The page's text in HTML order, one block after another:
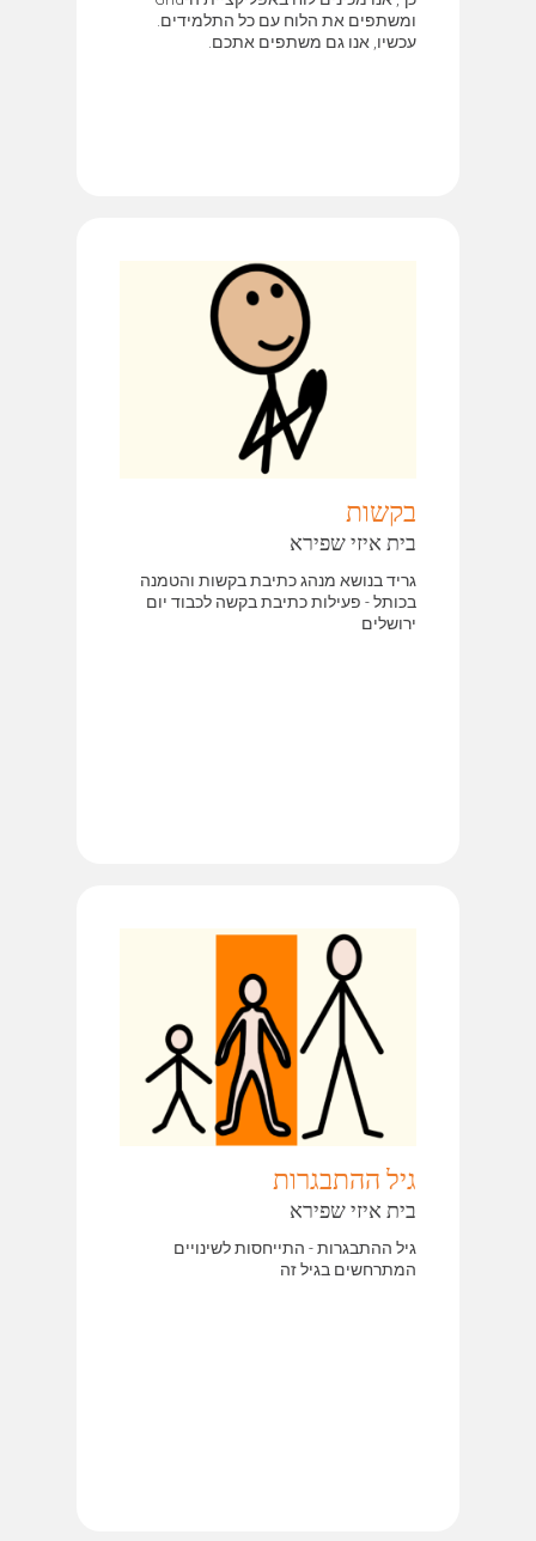
ומשתפים את הלוח עם כל התלמידים.
עכשיו, אנו גם משתפים אתכם.
בקשות
בית איזי שפירא
גריד בנושא מנהג כתיבת בקשות והטמנה
בכותל - פעילות כתיבת בקשה לכבוד יום
ירושלים
גיל ההתבגרות
בית איזי שפירא
גיל ההתבגרות - התייחסות לשינויים
המתרחשים בגיל זה